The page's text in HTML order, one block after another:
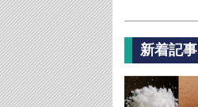
新着記事